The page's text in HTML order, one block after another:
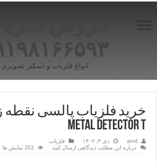
انواع فلزیاب و اسکنر تصویری
METAL DETECTOR T
amd دی ۳, ۱۴۰۲
فلزیاب
درباره این مطلب دیدگاهی ارسال کنید
253 نمایش ها